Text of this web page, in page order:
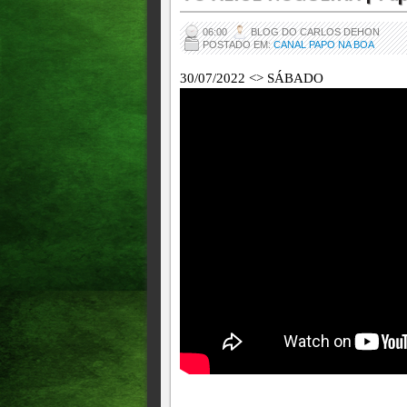
06:00
BLOG DO CARLOS DEHON
POSTADO EM:CANAL PAPO NA BOA
30/07/2022 <> SÁBADO